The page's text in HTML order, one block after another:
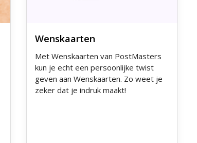
Wenskaarten
Met Wenskaarten van PostMasters
kun je echt een persoonlijke twist
geven aan Wenskaarten. Zo weet je
zeker dat je indruk maakt!